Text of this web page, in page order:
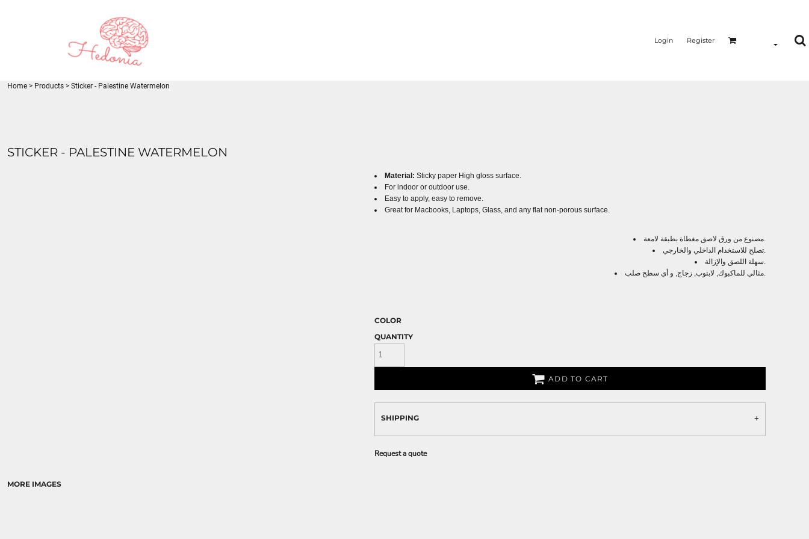
Login Register
Home > Products > Sticker - Palestine Watermelon
STICKER - PALESTINE WATERMELON
MORE IMAGES
Material: Sticky paper High gloss surface.
For indoor or outdoor use.
Easy to apply, easy to remove.
Great for Macbooks, Laptops, Glass, and any flat non-porous surface.
مصنوع من ورق لاصق مغطاة بطبقة لامعة.
تصلح للاستخدام الداخلي والخارجي.
سهلة اللصق والإزالة.
مثالي للماكبوك, لابتوب, زجاج, و أي سطح صلب.
COLOR
QUANTITY
ADD TO CART
SHIPPING
Request a quote
REGISTER
CART: 0 ITEM